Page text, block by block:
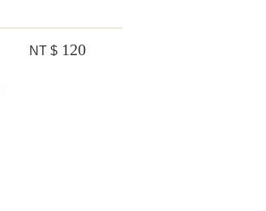
NT $ 120